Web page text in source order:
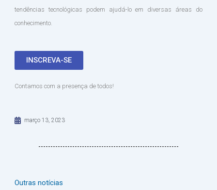
tendências tecnológicas podem ajudá-lo em diversas áreas do
conhecimento.
INSCREVA-SE
Contamos com a presença de todos!
março 13, 2023
Outras notícias